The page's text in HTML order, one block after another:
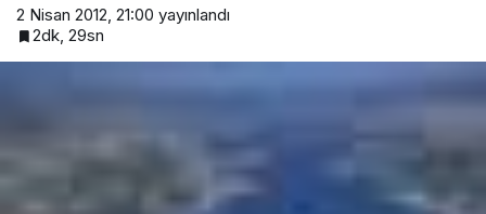
2 Nisan 2012, 21:00 yayınlandı
2dk, 29sn